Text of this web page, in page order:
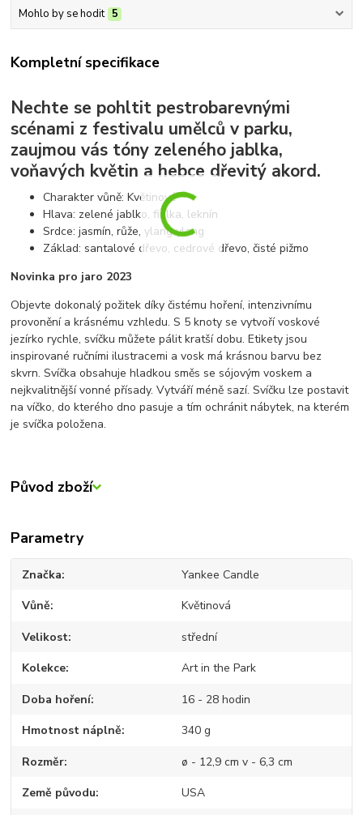
Mohlo by se hodit 5
Kompletní specifikace
Nechte se pohltit pestrobarevnými
scénami z festivalu umělců v parku,
zaujmou vás tóny zeleného jablka,
voňavých květin a hebce dřevitý akord.
Charakter vůně: Květinové
Hlava: zelené jablko, fialka, leknín
Srdce: jasmín, růže, ylang ylang
Základ: santalové dřevo, cedrové dřevo, čisté pižmo
Novinka pro jaro 2023
Objevte dokonalý požitek díky čistému hoření, intenzivnímu
provonění a krásnému vzhledu. S 5 knoty se vytvoří voskové
jezírko rychle, svíčku můžete pálit kratší dobu. Etikety jsou
inspirované ručními ilustracemi a vosk má krásnou barvu bez
skvrn. Svíčka obsahuje hladkou směs se sójovým voskem a
nejkvalitnější vonné přísady. Vytváří méně sazí. Svíčku lze postavit
na víčko, do kterého dno pasuje a tím ochránit nábytek, na kterém
je svíčka položena.
Původ zboží
Parametry
Značka Yankee Candle
Vůně Květinová
Velikost střední
Kolekce Art in the Park
Doba hoření 16 - 28 hodin
Hmotnost náplně 340 g
Rozměr ø - 12,9 cm v - 6,3 cm
Země původu USA